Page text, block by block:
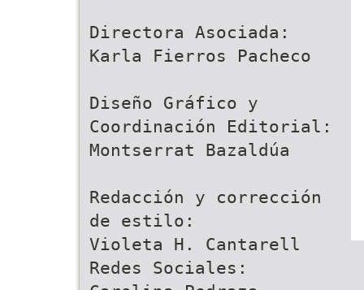
Directora Asociada:
Karla Fierros Pacheco
Diseño Gráfico y
Coordinación Editorial:
Montserrat Bazaldúa
Redacción y corrección
de estilo:
Violeta H. Cantarell
Redes Sociales: